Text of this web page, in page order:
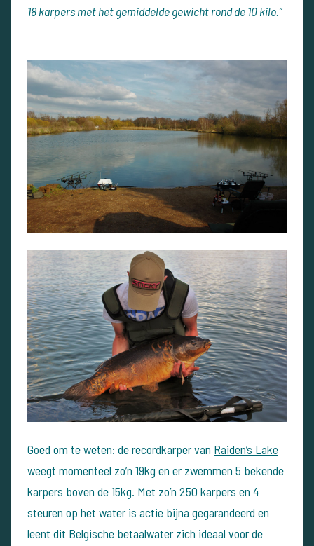
18 karpers met het gemiddelde gewicht rond de 10 kilo.”
Goed om te weten: de recordkarper van Raiden’s Lake
weegt momenteel zo’n 19kg en er zwemmen 5 bekende
karpers boven de 15kg. Met zo’n 250 karpers en 4
steuren op het water is actie bijna gegarandeerd en
leent dit Belgische betaalwater zich ideaal voor de